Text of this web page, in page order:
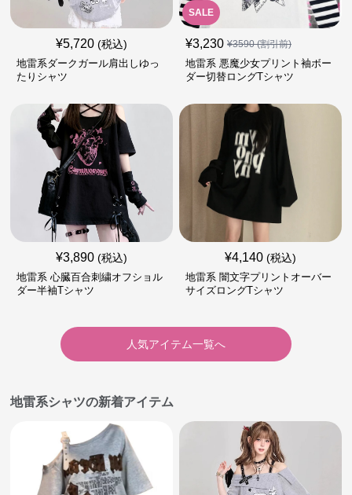
¥5,720 (税込)
地雷系ダークガール肩出しゆっ
たりシャツ
SALE
¥3,230 ¥3590(割引前)
地雷系 悪魔少女プリント袖ボー
ダー切替ロングTシャツ
¥3,890 (税込)
地雷系 心臓百合刺繍オフショル
ダー半袖Tシャツ
¥4,140 (税込)
地雷系 闇文字プリントオーバー
サイズロングTシャツ
人気アイテム一覧へ
地雷系シャツの新着アイテム